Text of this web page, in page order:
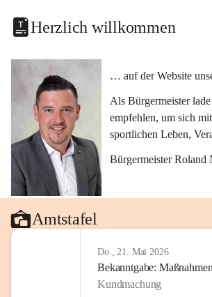
Herzlich willkommen
… auf der Website
Als Bürgermeister
empfehlen, um sich
sportlichen Leben,
Bürgermeister Roland
Amtstafel
Do., 21. Mai 2026
Bekanntgabe:
Kundmachung